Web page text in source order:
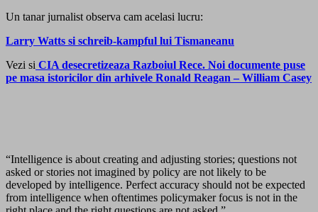
Un tanar jurnalist observa cam acelasi lucru:
Larry Watts si schreib-kampful lui Tismaneanu
Vezi si CIA desecretizeaza Razboiul Rece. Noi documente puse
pe masa istoricilor din arhivele Ronald Reagan – William Casey
“Intelligence is about creating and adjusting stories; questions not
asked or stories not imagined by policy are not likely to be
developed by intelligence. Perfect accuracy should not be expected
from intelligence when oftentimes policymaker focus is not in the